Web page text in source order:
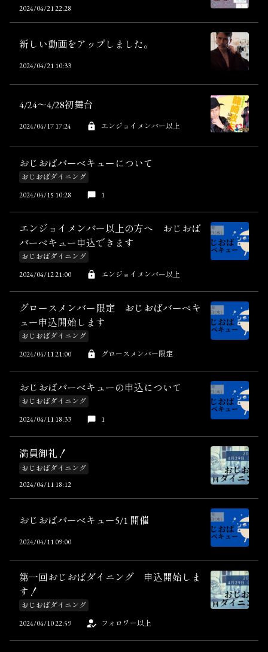
2024/04/21 22:28
新しい動画をアップしました。
2024/04/21 10:33
4/24～4/28初舞台
2024/04/17 17:24 エンジョイメンバー以上
おじおばバーベキューについて
おじおばダイニング
2024/04/15 10:28
1
エンジョイメンバー以上の方へ おじおば
バーベキュー申込できます
おじおばダイニング
2024/04/12 21:00
エンジョイメンバー以上
グロースメンバー限定 おじおばバーベキ
ュー申込開始します
おじおばダイニング
2024/04/11 21:00
グロースメンバー限定
おじおばバーベキューの申込について
おじおばダイニング
2024/04/11 18:33
1
満員御礼！
おじおばダイニング
2024/04/11 18:12
おじおばバーベキュー5/1 開催
2024/04/11 09:00
第一回おじおばダイニング 申込開始しま
す！
おじおばダイニング
2024/04/10 22:59
フォロワー以上